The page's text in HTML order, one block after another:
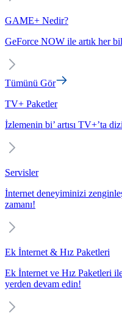
GAME+ Nedir?
GeForce NOW ile artık her
Tümünü Gör
TV+ Paketler
İzlemenin bi’ artısı TV+’ta
Servisler
İnternet deneyiminizi
zamanı!
Ek İnternet & Hız Paketleri
Ek İnternet ve Hız Paketleri
yerden devam edin!